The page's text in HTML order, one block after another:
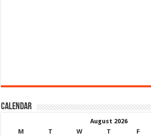
Calendar
August 2026
M
T W T F